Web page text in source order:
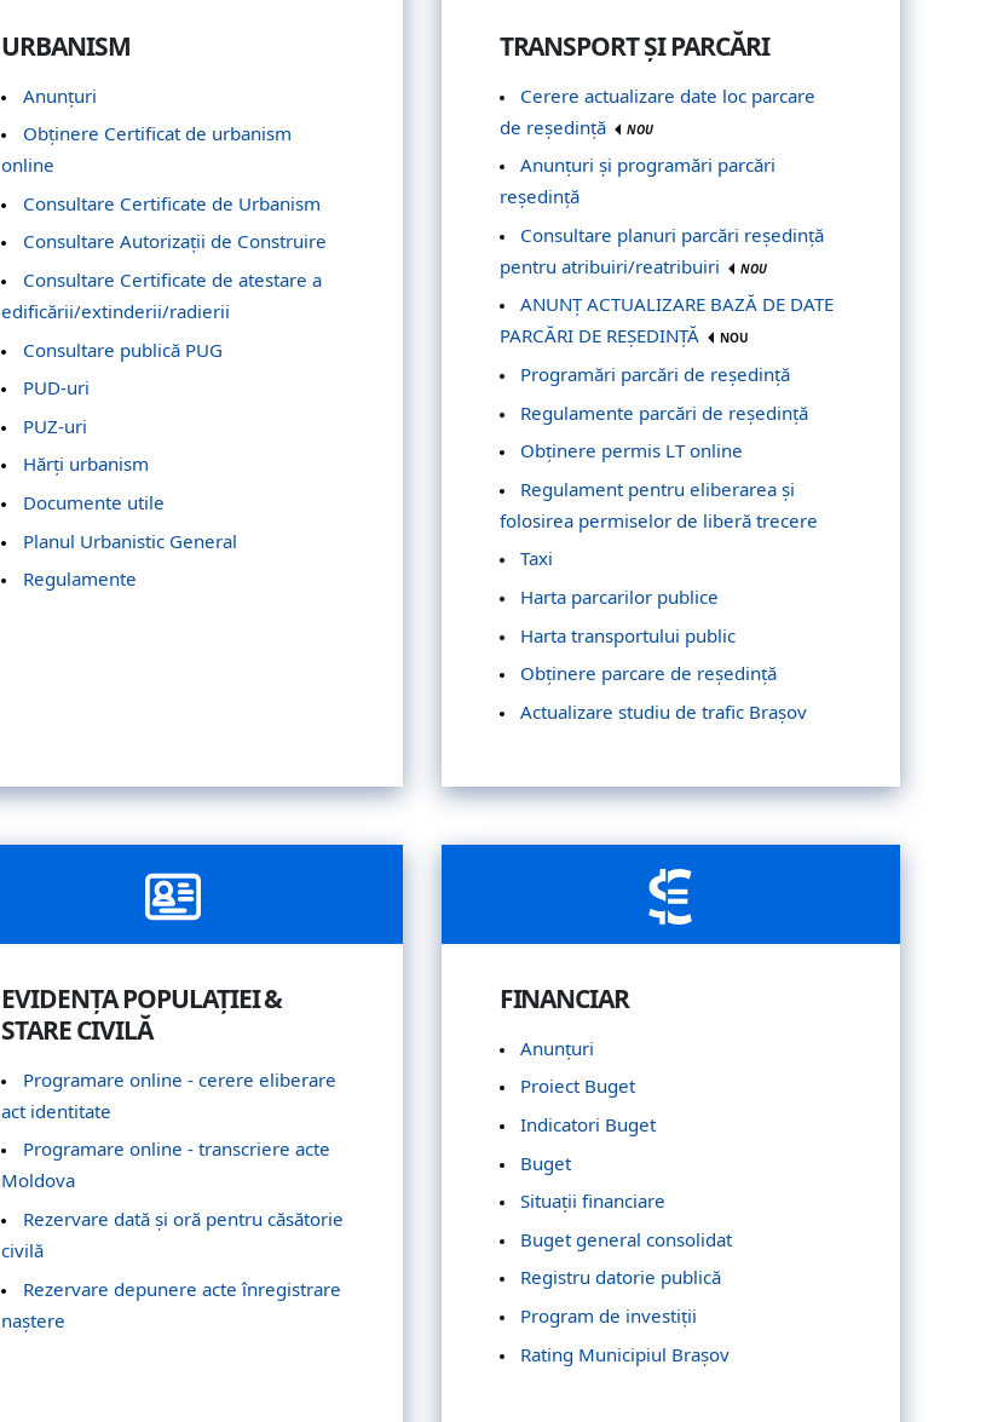
URBANISM
Anunțuri
Obținere Certificat de urbanism
online
Consultare Certificate de Urbanism
Consultare Autorizații de Construire
Consultare Certificate de atestare a
edificării/extinderii/radierii
Consultare publică PUG
PUD-uri
PUZ-uri
Hărți urbanism
Documente utile
Planul Urbanistic General
Regulamente
TRANSPORT ȘI PARCĂRI
Cerere actualizare date loc parcare
de reședință
NOU
Anunțuri și programări parcări
reședință
Consultare planuri parcări reședință
pentru atribuiri/reatribuiri
NOU
ANUNȚ ACTUALIZARE BAZĂ DE DATE
PARCĂRI DE REȘEDINȚĂ
NOU
Programări parcări de reședință
Regulamente parcări de reședință
Obținere permis LT online
Regulament pentru eliberarea și
folosirea permiselor de liberă trecere
Taxi
Harta parcarilor publice
Harta transportului public
Obținere parcare de reședință
Actualizare studiu de trafic Brașov
EVIDENȚA POPULAȚIEI &
STARE CIVILĂ
Programare online - cerere eliberare
act identitate
Programare online - transcriere acte
Moldova
Rezervare dată și oră pentru căsătorie
civilă
Rezervare depunere acte înregistrare
naștere
FINANCIAR
Anunțuri
Proiect Buget
Indicatori Buget
Buget
Situații financiare
Buget general consolidat
Registru datorie publică
Program de investiții
Rating Municipiul Brașov